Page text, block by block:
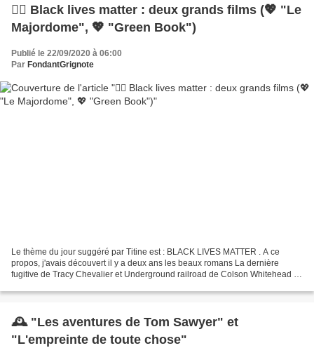
✊🏽 Black lives matter : deux grands films (💖 "Le
Majordome", 💖 "Green Book")
Publié le 22/09/2020 à 06:00
Par FondantGrignote
Le thème du jour suggéré par Titine est : BLACK LIVES MATTER . A ce
propos, j'avais découvert il y a deux ans les beaux romans La dernière
fugitive de Tracy Chevalier et Underground railroad de Colson Whitehead ;
🕰️ "Les aventures de Tom Sawyer" et
"L'empreinte de toute chose"